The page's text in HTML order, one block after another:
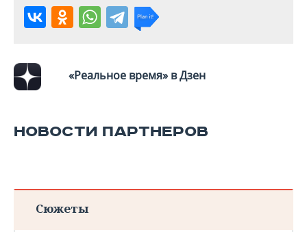
«Реальное время» в Дзен
НОВОСТИ ПАРТНЕРОВ
Сюжеты